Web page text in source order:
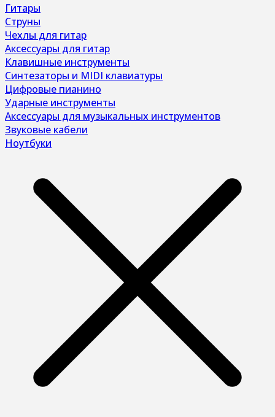
Гитары
Струны
Чехлы для гитар
Аксессуары для гитар
Клавишные инструменты
Синтезаторы и MIDI клавиатуры
Цифровые пианино
Ударные инструменты
Аксессуары для музыкальных инструментов
Звуковые кабели
Ноутбуки